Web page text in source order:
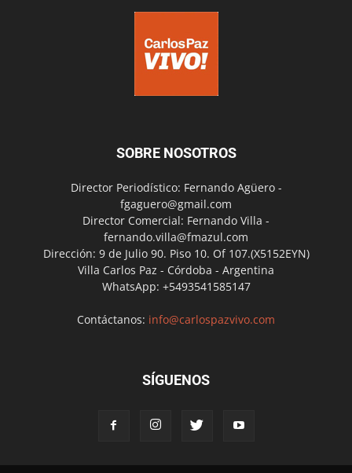
SOBRE NOSOTROS
Director Periodístico: Fernando Agüero -
fgaguero@gmail.com
Director Comercial: Fernando Villa -
fernando.villa@fmazul.com
Dirección: 9 de Julio 90. Piso 10. Of 107.(X5152EYN)
Villa Carlos Paz - Córdoba - Argentina
WhatsApp: +5493541585147
Contáctanos: info@carlospazvivo.com
SÍGUENOS